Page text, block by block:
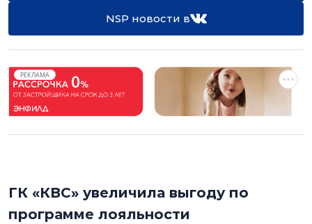
NSP новости в
РЕКЛАМА
ГК «КВС» увеличила выгоду по
программе лояльности